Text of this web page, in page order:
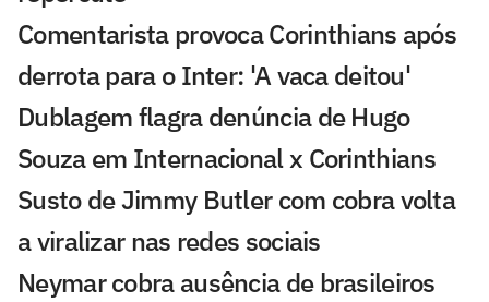
Comentarista provoca Corinthians após
derrota para o Inter: 'A vaca deitou'
Dublagem flagra denúncia de Hugo
Souza em Internacional x Corinthians
Susto de Jimmy Butler com cobra volta
a viralizar nas redes sociais
Neymar cobra ausência de brasileiros